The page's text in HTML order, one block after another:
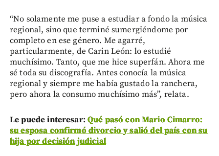
“No solamente me puse a estudiar a fondo la música
regional, sino que terminé sumergiéndome por
completo en ese género. Me agarré,
particularmente, de Carin León: lo estudié
muchísimo. Tanto, que me hice superfán. Ahora me
sé toda su discografía. Antes conocía la música
regional y siempre me había gustado la ranchera,
pero ahora la consumo muchísimo más”, relata.
Le puede interesar: Qué pasó con Mario Cimarro:
su esposa confirmó divorcio y salió del país con su
hija por decisión judicial